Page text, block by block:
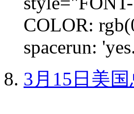
COLOR:
spacerun:
3月15日美